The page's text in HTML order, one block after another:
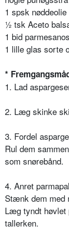
1 spsk nøddeolie
½ tsk Aceto
1 bid
1 lille glas sorte
*
1. Lad
2. Læg skinke
3. Fordel
Rul dem
som snørebånd.
4. Anret
Stænk dem med
Læg tyndt høvlet
tallerken.